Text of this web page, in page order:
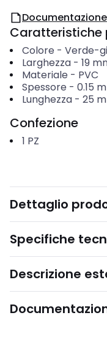
Documentazione
Caratteristiche
Colore - Verde-
Larghezza- 19
Materiale - PVC
Spessore - 0.15
Lunghezza- 25 m
Confezione
1 PZ
Dettaglio
Specifiche
Descrizione